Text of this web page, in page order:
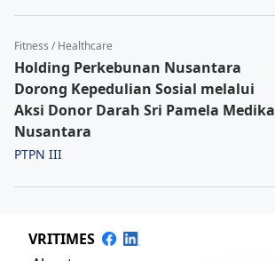
Fitness / Healthcare
Holding Perkebunan Nusantara
Dorong Kepedulian Sosial melalui
Aksi Donor Darah Sri Pamela Medika
Nusantara
PTPN III
VRITIMES